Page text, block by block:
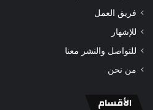
فريق العمل
للإشهار
للتواصل والنشر معنا
من نحن
الأقسام